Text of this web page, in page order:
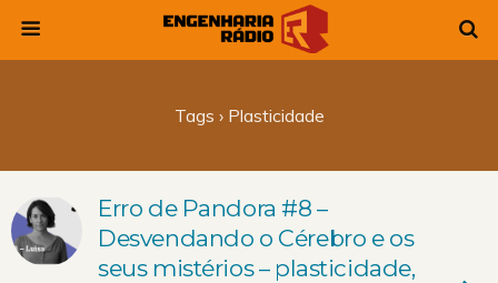
Tags › Plasticidade
Erro de Pandora #8 –
Desvendando o Cérebro e os
seus mistérios – plasticidade,